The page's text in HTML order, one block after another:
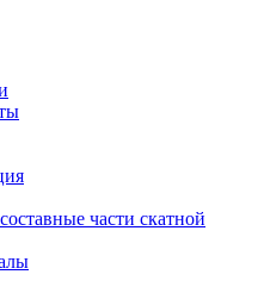
части скатной